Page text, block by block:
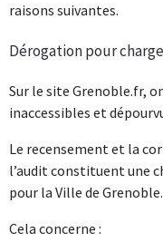
raisons suivantes.
Dérogation pour
Sur le site Grenoble.fr,
inaccessibles et
Le recensement et la
l’audit constituent une
pour la Ville de Grenoble.
Cela concerne :